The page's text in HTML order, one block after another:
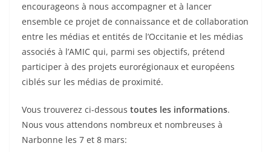
encourageons à nous accompagner et à lancer
ensemble ce projet de connaissance et de collaboration
entre les médias et entités de l’Occitanie et les médias
associés à l’AMIC qui, parmi ses objectifs, prétend
participer à des projets eurorégionaux et européens
ciblés sur les médias de proximité.
Vous trouverez ci-dessous toutes les informations.
Nous vous attendons nombreux et nombreuses à
Narbonne les 7 et 8 mars: